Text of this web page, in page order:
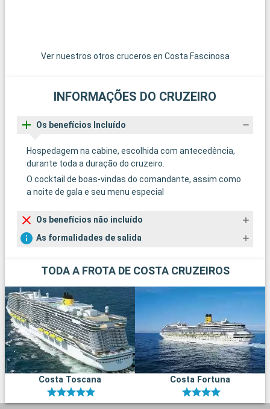
Ver nuestros otros cruceros en Costa Fascinosa
INFORMAÇÕES DO CRUZEIRO
Os benefícios Incluído
Hospedagem na cabine, escolhida com antecedência,
durante toda a duração do cruzeiro.
O cocktail de boas-vindas do comandante, assim como
a noite de gala e seu menu especial
Os benefícios não incluído
As formalidades de salida
TODA A FROTA DE COSTA CRUZEIROS
Costa Toscana Costa Fortuna